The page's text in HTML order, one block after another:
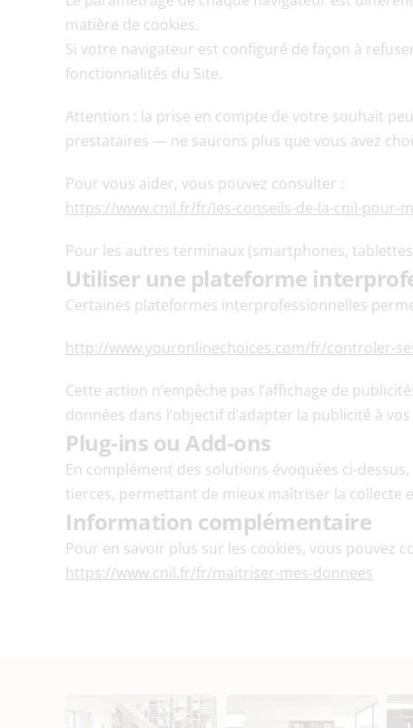
matière de cookies.
Si votre navigateur est configuré de façon à
fonctionnalités du Site.
Attention : la prise en compte de votre souhait
prestataires — ne saurons plus que vous avez
Pour vous aider, vous pouvez consulter :
https://www.cnil.fr/fr/les-conseils-de-la-cnil-pour-
Pour les autres terminaux (smartphones,
Utiliser une plateforme
Certaines plateformes interprofessionnelles
http://www.youronlinechoices.com/fr/controler-
Cette action n’empêche pas l’affichage de
données dans l’objectif d’adapter la publicité à
Plug-ins ou Add-ons
En complément des solutions évoquées ci-
tierces, permettant de mieux maîtriser la collecte
Information complémentaire
https://www.cnil.fr/fr/maitriser-mes-donnees